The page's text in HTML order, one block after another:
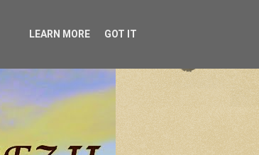
LEARN MORE GOT IT